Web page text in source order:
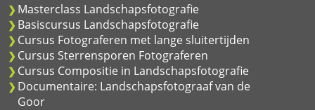
Masterclass Landschapsfotografie
Basiscursus Landschapsfotografie
Cursus Fotograferen met lange sluitertijden
Cursus Sterrensporen Fotograferen
Cursus Compositie in Landschapsfotografie
Documentaire: Landschapsfotograaf van de
Goor